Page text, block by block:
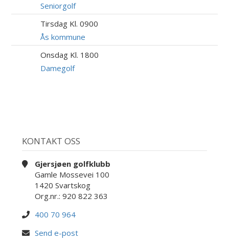
Seniorgolf
Tirsdag Kl. 0900
Ås kommune
Onsdag Kl. 1800
Damegolf
KONTAKT OSS
Gjersjøen golfklubb
Gamle Mossevei 100
1420 Svartskog
Org.nr.: 920 822 363
400 70 964
Send e-post